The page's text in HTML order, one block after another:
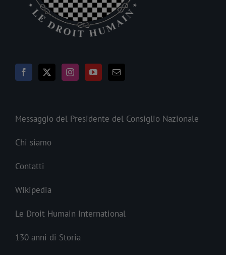
Messaggio del Presidente del Consiglio Nazionale
Chi siamo
Contatti
Wikipedia
Le Droit Humain International
130 anni di Storia